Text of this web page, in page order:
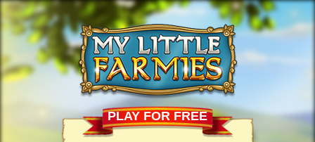
PLAY FOR FREE